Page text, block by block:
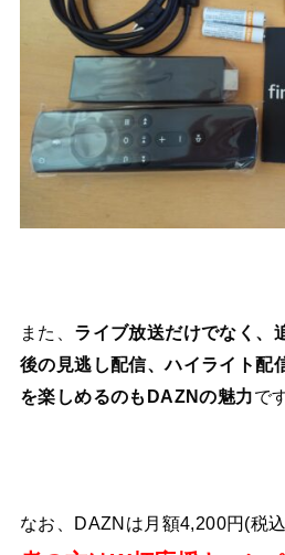
また、 ライブ放送だけでなく、
後の見逃し配信、ハイライト配
を楽しめるのもDAZNの魅力で
なお、DAZNは月額4,200円(税込